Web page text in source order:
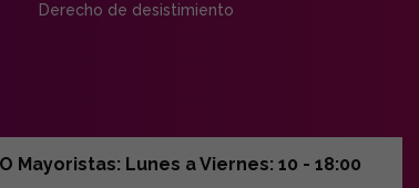
Derecho de desistimiento
Mayoristas: Lunes a Viernes: 10 - 18:00